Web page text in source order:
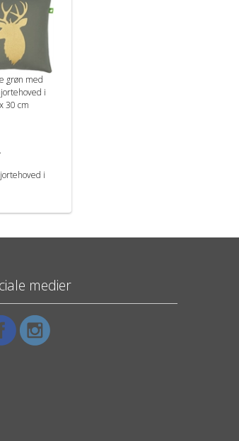
grøn med
i
30 cm
i
medier